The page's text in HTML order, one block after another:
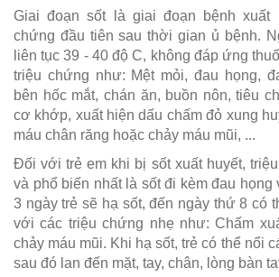
Giai đoạn sốt là giai đoạn bệnh xuất
chứng đầu tiên sau thời gian ủ bệnh.
liên tục 39 - 40 độ C, không đáp ứng
triệu chứng như: Mệt mỏi, đau họng,
bên hốc mắt, chán ăn, buồn nôn, tiêu
cơ khớp, xuất hiện dấu chấm đỏ xung
máu chân răng hoặc chảy máu mũi, ...
Đối với trẻ em khi bị sốt xuất huyết,
và phổ biến nhất là sốt đi kèm đau họng
3 ngày trẻ sẽ hạ sốt, đến ngày thứ 8 có
với các triệu chứng nhẹ như: Chấm
chảy máu mũi. Khi hạ sốt, trẻ có thể nổi
sau đó lan đến mặt, tay, chân, lòng bàn